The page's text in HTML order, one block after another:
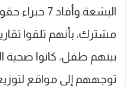
مشترك، بأنهم تلقوا
بينهم طفل، كانوا ضحية
توجههم إلى مواقع